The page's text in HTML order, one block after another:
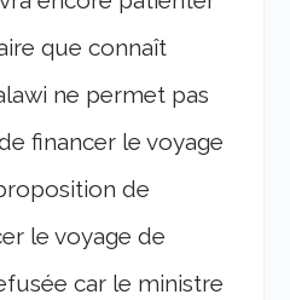
que connaît
ne permet pas
financer le voyage
de
le voyage de
car le ministre